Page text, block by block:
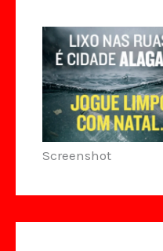
Screenshot